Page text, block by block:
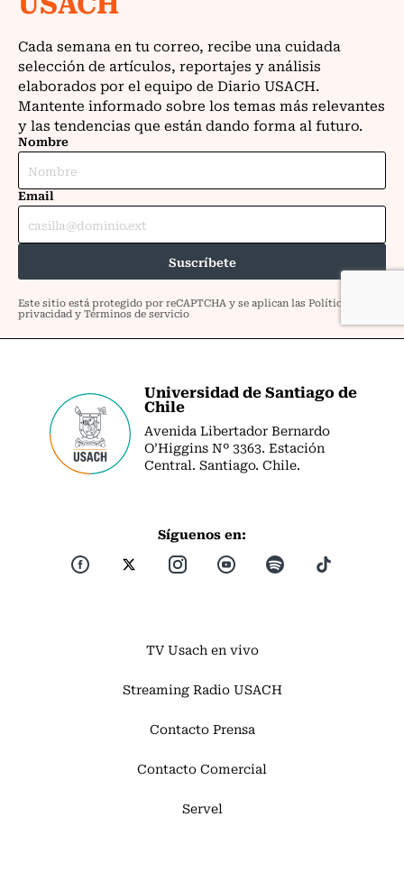
Universidad de Santiago de
Chile
Avenida Libertador Bernardo
O’Higgins Nº 3363. Estación
Central. Santiago. Chile.
Síguenos en:
TV Usach en vivo
Streaming Radio USACH
Contacto Prensa
Contacto Comercial
Servel